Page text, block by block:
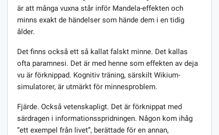
är att många vuxna står inför Mandela-effekten och
minns exakt de händelser som hände dem i en tidig
ålder.
Det finns också ett så kallat falskt minne. Det kallas
ofta paramnesi. Det är med henne som effekten av deja
vu är förknippad. Kognitiv träning, särskilt Wikium-
simulatorer, är utmärkt för minnesproblem.
Fjärde. Också vetenskapligt. Det är förknippat med
särdragen i informationsspridningen. Någon kom ihåg
”ett exempel från livet”, berättade för en annan,